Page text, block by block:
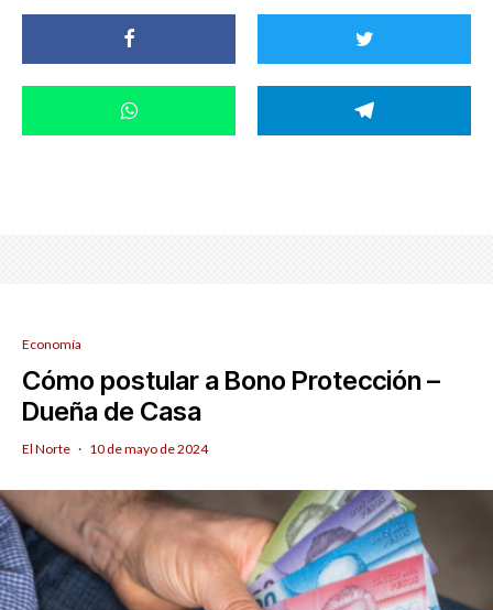
Economía
Cómo postular a Bono Protección –
Dueña de Casa
El Norte · 10 de mayo de 2024